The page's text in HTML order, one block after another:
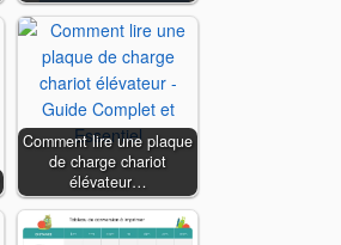
Comment lire une plaque
de charge chariot
élévateur…